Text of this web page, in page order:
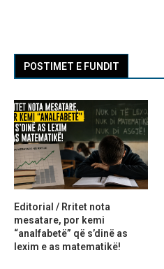
POSTIMET E FUNDIT
Editorial / Rritet nota
mesatare, por kemi
“analfabetë” që s’dinë as
lexim e as matematikë!